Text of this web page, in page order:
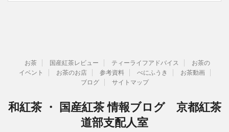
お茶 国産紅茶レビュー ティーライフアドバイス
お茶の
イベント
お茶のお店 参考資料 べにふうき
お茶動画
ブログ
サイトマップ
和紅茶 ・ 国産紅茶 情報ブログ 京都紅茶
道部支配人室